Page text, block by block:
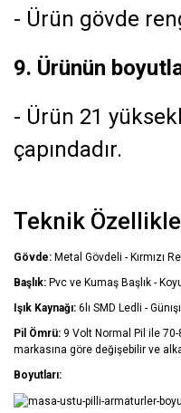
- Ürün gövde
9. Ürünün
- Ürün 21
çapındadır.
Teknik
Gövde: Metal Gövdeli - Kırmızı
Başlık: Pvc ve Kumaş Başlık -
Işık Kaynağı: 6lı SMD Ledli -
Pil Ömrü: 9 Volt Normal Pil ile
markasına göre değişebilir ve
Boyutları: